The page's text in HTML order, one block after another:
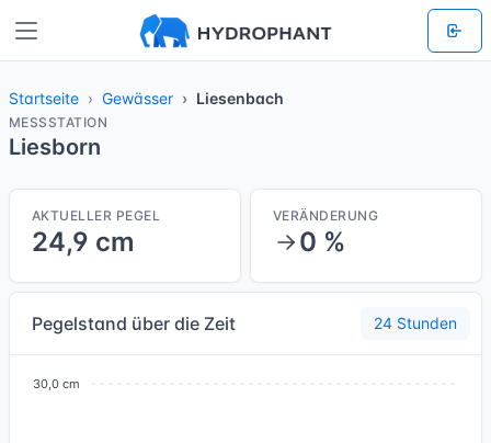
Startseite Gewässer Liesenbach
MESSSTATION
Liesborn
AKTUELLER PEGEL
24,9 cm
VERÄNDERUNG
0 %
Pegelstand über die Zeit 24 Stunden
30,0 cm